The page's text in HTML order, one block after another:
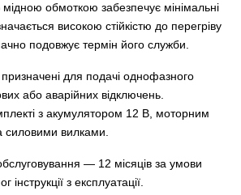
мідною обмоткою забезпечує мінімальні
високою стійкістю до перегріву
подовжує термін його служби.
для подачі однофазного
або аварійних відключень.
з акумулятором 12 В, моторним
силовими вилками.
— 12 місяців за умови
інструкції з експлуатації.